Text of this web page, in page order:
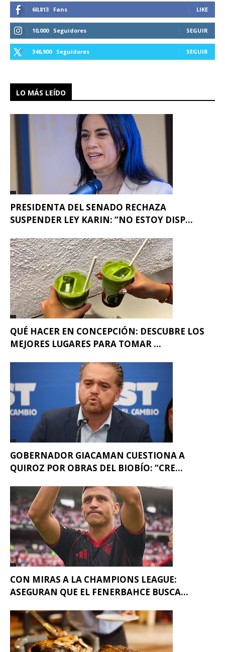
60,813 Fans LIKE
10,000 Seguidores SEGUIR
346,900 Seguidores SEGUIR
LO MÁS LEÍDO
PRESIDENTA DEL SENADO RECHAZA
SUSPENDER LEY KARIN: “NO ESTOY DISP...
QUÉ HACER EN CONCEPCIÓN: DESCUBRE LOS
MEJORES LUGARES PARA TOMAR ...
GOBERNADOR GIACAMAN CUESTIONA A
QUIROZ POR OBRAS DEL BIOBÍO: “CRE...
CON MIRAS A LA CHAMPIONS LEAGUE:
ASEGURAN QUE EL FENERBAHCE BUSCA...